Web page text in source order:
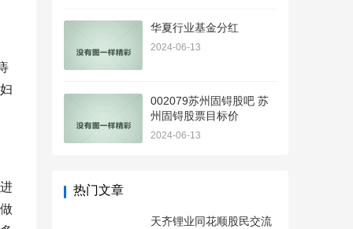
华夏行业基金分红
2024-06-13
002079苏州固锝股吧 苏
州固锝股票目标价
2024-06-13
热门文章
天齐锂业同花顺股民交流